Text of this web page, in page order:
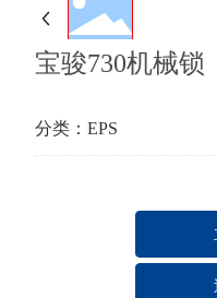
宝骏730机械锁
分类：EPS